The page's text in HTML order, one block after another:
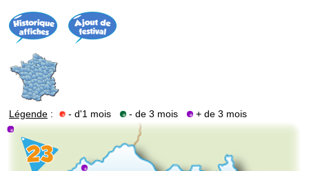
Légende : - d'1 mois - de 3 mois + de 3 mois